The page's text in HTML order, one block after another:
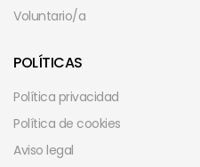
Voluntario/a
POLÍTICAS
Política privacidad
Política de cookies
Aviso legal